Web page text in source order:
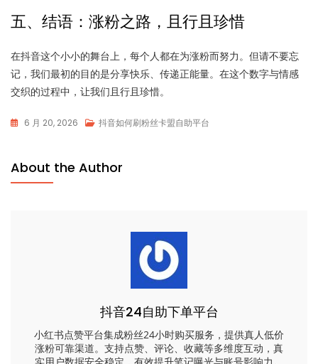
五、结语：涨粉之路，且行且珍惜
在抖音这个小小的舞台上，每个人都在为涨粉而努力。但请不要忘
记，我们最初的目的是分享快乐、传递正能量。在这个数字与情感
交织的过程中，让我们且行且珍惜。
6 月 20, 2026 抖音如何刷粉丝卡盟自助平台
About the Author
抖音24自助下单平台
小红书点赞平台集成粉丝24小时购买服务，提供真人低价
涨粉可靠渠道。支持点赞、评论、收藏等多维度互动，真